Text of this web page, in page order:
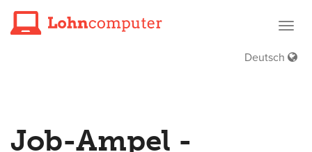
Deutsch
Job-Ampel -